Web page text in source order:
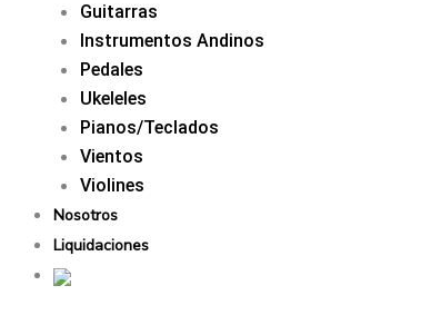
Guitarras
Instrumentos Andinos
Pedales
Ukeleles
Pianos/Teclados
Vientos
Violines
Nosotros
Liquidaciones